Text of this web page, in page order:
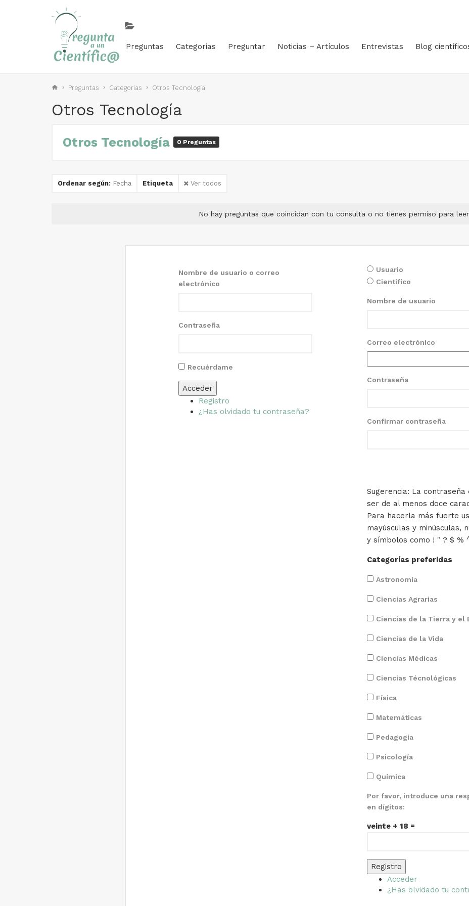
Preguntas Categorias Preguntar Noticias – Artículos Entrevistas Blog
Preguntas Categorias Otros Tecnología
Otros Tecnología
Otros Tecnología 0 Preguntas
Ordenar según: Fecha Etiqueta Ver todos
No hay preguntas que coincidan con tu consulta o no tienes permiso para
Nombre de usuario o correo
electrónico
Contraseña
Recuérdame
Acceder
Registro
¿Has olvidado tu contraseña?
Usuario
Cientifico
Nombre de usuario
Correo electrónico
Contraseña
Confirmar contraseña
Sugerencia: La contraseña
ser de al menos doce
Para hacerla más fuerte
mayúsculas y minúsculas,
y símbolos como ! " ? $ %
Categorías preferidas
Astronomía
Ciencias Agrarias
Ciencias de la Tierra y el
Ciencias de la Vida
Ciencias Médicas
Ciencias Técnológicas
Física
Matemáticas
Pedagogía
Psicología
Química
Por favor, introduce una
en dígitos:
veinte + 18 =
Registro
Acceder
¿Has olvidado tu